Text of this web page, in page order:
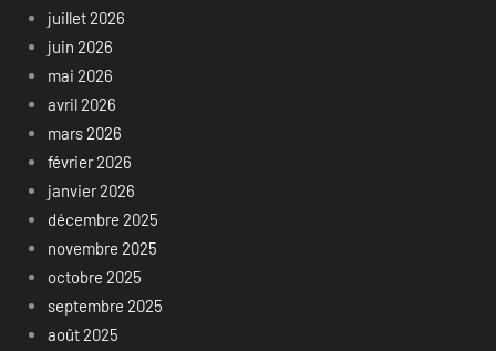
juillet 2026
juin 2026
mai 2026
avril 2026
mars 2026
février 2026
janvier 2026
décembre 2025
novembre 2025
octobre 2025
septembre 2025
août 2025